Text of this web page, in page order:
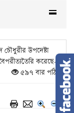
উপদেষ্টা
করেছে-
৫৯৭ বার পঠিত